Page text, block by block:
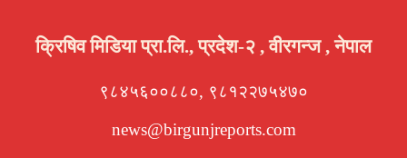
क्रिषिव मिडिया प्रा.लि., प्रदेश-२ , वीरगन्ज , नेपाल
९८४५६००८८०, ९८१२२७५४७०
news@birgunjreports.com